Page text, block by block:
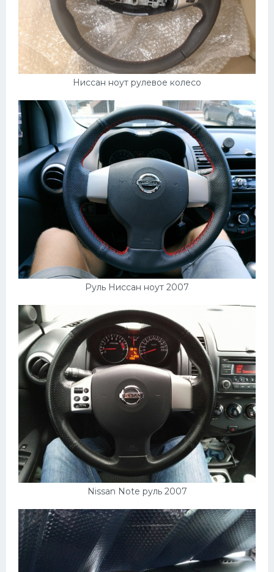
Ниссан ноут рулевое колесо
Руль Ниссан ноут 2007
Nissan Note руль 2007